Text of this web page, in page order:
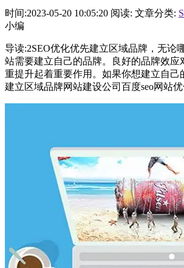
时间:2023-05-20 10:05:20 阅读: 文章分类:
小编
导读:2SEO优化优先建立区域品牌，无论
站需要建立自己的品牌。良好的品牌效应
重提升起着重要作用。如果你想建立自己
建立区域品牌网站建设公司百度seo网站优